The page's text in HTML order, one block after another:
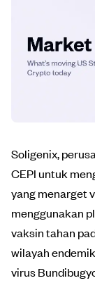
Soligenix,
CEPI untuk
yang menarget
menggunakan
vaksin tahan
wilayah
virus